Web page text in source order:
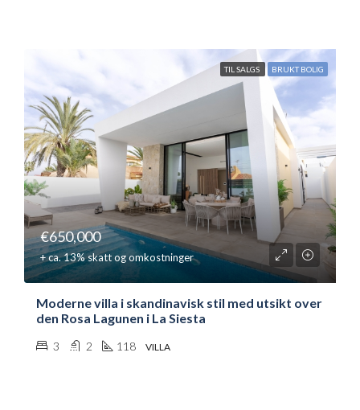
TIL SALGS BRUKT BOLIG
€650,000
+ ca. 13% skatt og omkostninger
Moderne villa i skandinavisk stil med utsikt over
den Rosa Lagunen i La Siesta
3 2 118 VILLA